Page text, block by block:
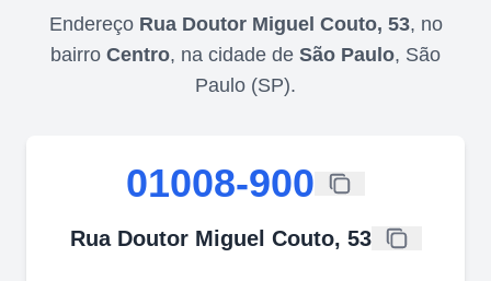
Endereço Rua Doutor Miguel Couto, 53, no
bairro Centro, na cidade de São Paulo, São
Paulo (SP).
01008-900
Rua Doutor Miguel Couto, 53